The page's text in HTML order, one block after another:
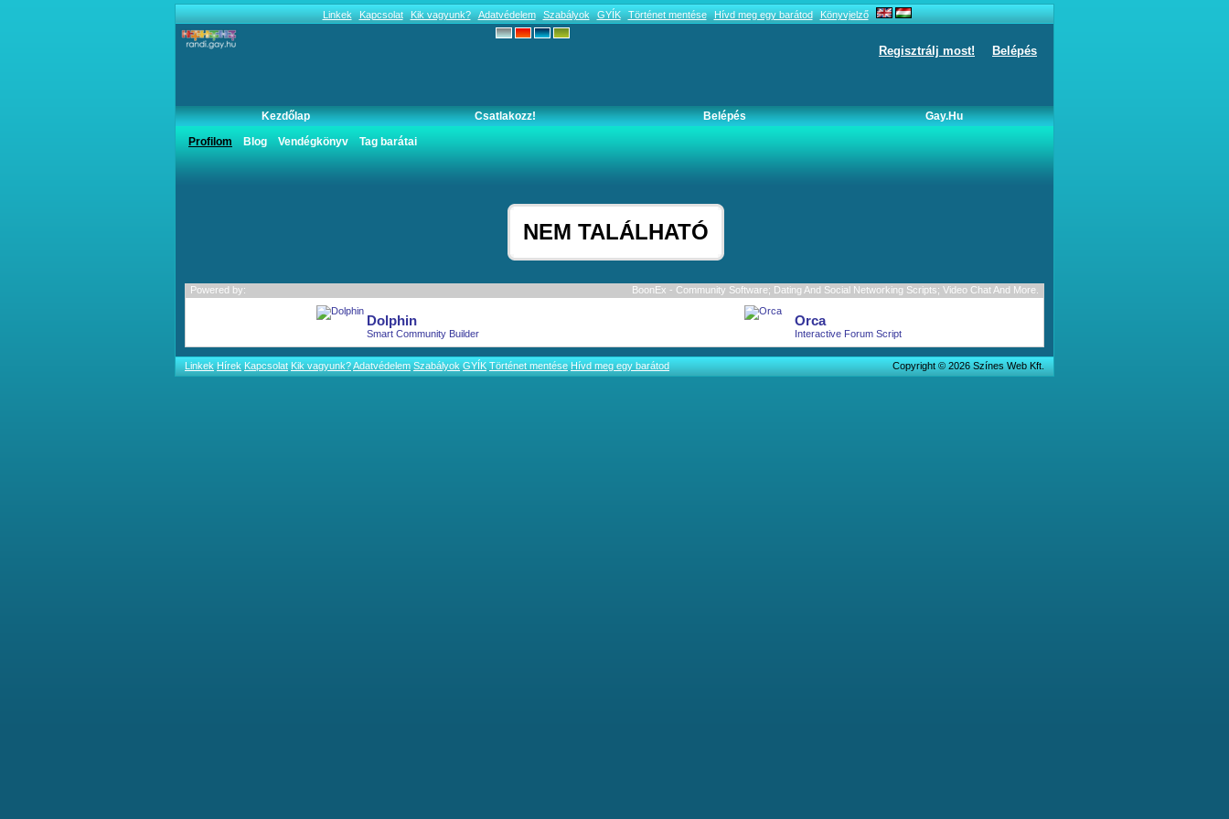
Linkek Kapcsolat Kik vagyunk? Adatvédelem Szabályok GYÍK Történet mentése Hívd meg egy barátod Könyvjelző
Regisztrálj most! Belépés
Kezdőlap Csatlakozz! Belépés
Gay.hu
Profilom
Blog Vendégkönyv Tag barátai
Utazásom története
NEM TALÁLHATÓ
Powered by: BoonEx - Community Software; Dating And Social Networking Scripts; Video Chat And More.
Dolphin
Smart Community Builder
Orca
Interactive Forum Script
Linkek Hírek Kapcsolat Kik vagyunk?Adatvédelem Szabályok GYÍK Történet mentése Hívd meg egy barátod Copyright © 2026 Színes Web Kft.